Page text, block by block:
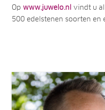
Op www.juwelo.nl
vindt u
500 edelstenen soorten en